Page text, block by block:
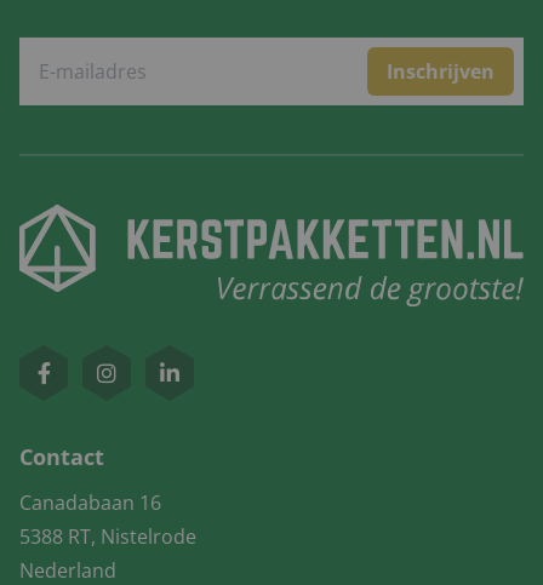
Inschrijven
Contact
Canadabaan 16
5388 RT, Nistelrode
Nederland